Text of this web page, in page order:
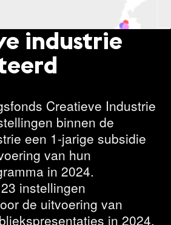
industrie
Creatieve Industrie
binnen de
een 1-jarige subsidie
van hun
in 2024.
instellingen
de uitvoering van
in 2024.